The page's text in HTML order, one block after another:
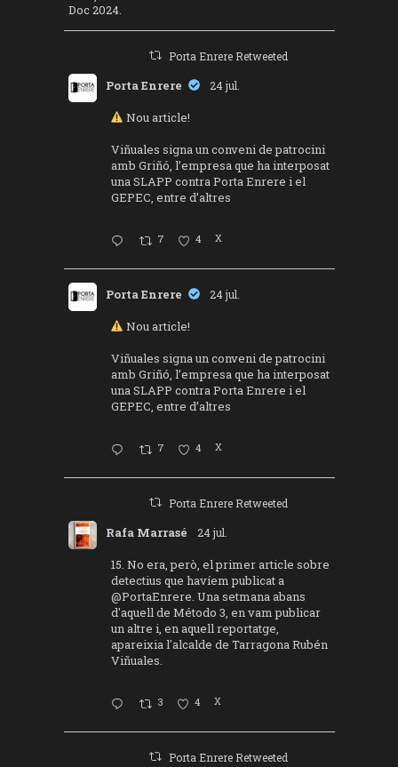
Doc 2024.
Porta Enrere Retweeted
Porta Enrere 24 jul.
Nou article!
Viñuales signa un conveni de patrocini
amb Griñó, l’empresa que ha interposat
una SLAPP contra Porta Enrere i el
GEPEC, entre d’altres
7 4 X
Porta Enrere 24 jul.
Nou article!
Viñuales signa un conveni de patrocini
amb Griñó, l’empresa que ha interposat
una SLAPP contra Porta Enrere i el
GEPEC, entre d’altres
7 4 X
Porta Enrere Retweeted
Rafa Marrasé 24 jul.
15. No era, però, el primer article sobre
detectius que havíem publicat a
@PortaEnrere. Una setmana abans
d'aquell de Método 3, en vam publicar
un altre i, en aquell reportatge,
apareixia l'alcalde de Tarragona Rubén
Viñuales.
3 4 X
Porta Enrere Retweeted